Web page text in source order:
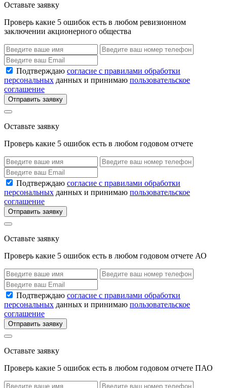
Оставьте заявку
Проверь какие 5 ошибок есть в любом ревизионном
заключении акционерного общества
Подтверждаю согласие с правилами обработки
персональных данных и принимаю пользовательское
соглашение
Отправить заявку
Оставьте заявку
Проверь какие 5 ошибок есть в любом годовом отчете
Подтверждаю согласие с правилами обработки
персональных данных и принимаю пользовательское
соглашение
Отправить заявку
Оставьте заявку
Проверь какие 5 ошибок есть в любом годовом отчете АО
Подтверждаю согласие с правилами обработки
персональных данных и принимаю пользовательское
соглашение
Отправить заявку
Оставьте заявку
Проверь какие 5 ошибок есть в любом годовом отчете ПАО